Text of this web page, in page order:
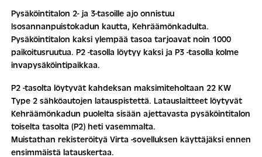
Pysäköintitalon 2- ja 3-tasoille ajo onnistuu
Isosannanpuistokadun kautta, Kehräämönkadulta.
Pysäköintitalon kaksi ylempää tasoa tarjoavat noin 1000
paikoitusruutua. P2 -tasolla löytyy kaksi ja P3 -tasolla kolme
invapysäköintipaikkaa.
P2 -tasolta löytyvät kahdeksan maksimiteholtaan 22 KW
Type 2 sähköautojen latauspistettä. Latauslaitteet löytyvät
Kehräämönkadun puolelta sisään ajettavasta pysäköintitalon
toiselta tasolta (P2) heti vasemmalta.
Muistathan rekisteröityä Virta -sovelluksen käyttäjäksi ennen
ensimmäistä latauskertaa.